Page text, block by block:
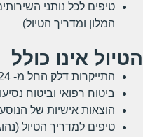
טיפים לכל נותני
המלון ומדריך הטיול)
הטיול אינו כולל
התייקרות דלק החל מ- 1.11.24
ביטוח רפואי וביטוח
הוצאות אישיות של